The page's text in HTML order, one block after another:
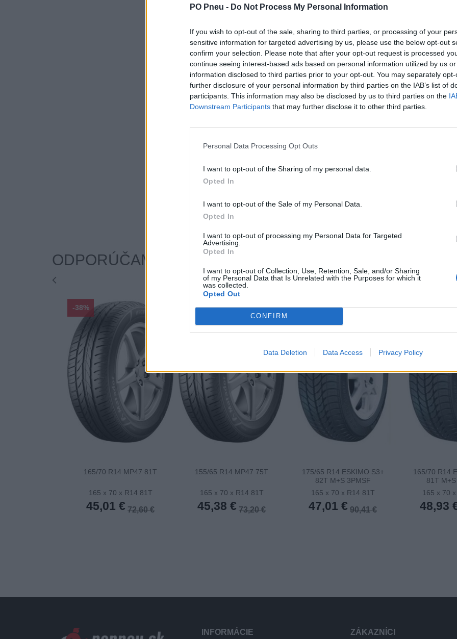
PO Pneu - Do Not Process My Personal Information
If you wish to opt-out of the sale, sharing to third parties, or processing of your
sensitive information for targeted advertising by us, please use the below opt-out
confirm your selection. Please note that after your opt-out request is processed
continue seeing interest-based ads based on personal information utilized by us
information disclosed to third parties prior to your opt-out. You may separately
further disclosure of your personal information by third parties on the IAB’s list of
participants. This information may also be disclosed by us to third parties on the
Downstream Participants that may further disclose it to other third parties.
Personal Data Processing Opt Outs
I want to opt-out of the Sharing of my personal data.
Opted In
I want to opt-out of the Sale of my Personal Data.
Opted In
I want to opt-out of processing my Personal Data for Targeted
Advertising.
Opted In
I want to opt-out of Collection, Use, Retention, Sale, and/or Sharing
of my Personal Data that Is Unrelated with the Purposes for which it
was collected.
Opted Out
CONFIRM
Data Deletion Data Access Privacy Policy
Index kg:
Objem:
Palce:
19
Počet v balení:
2
Priľnavosť na mokru:
Profil:
35
Ráfik:
Sezóna:
ODPORÚČAME
-38%
165/70 R14 MP47 81T
165 x 70 x R14 81T
45,01 € 72,60 €
-38%
155/65 R14 MP47 75T
165 x 70 x R14 81T
45,38 € 73,20 €
-48%
175/65 R14 ESKIMO S3+
82T M+S 3PMSF
165 x 70 x R14 81T
47,01 € 90,41 €
-48%
165/70 R14
81T
165 x 70
48,93
INFORMÁCIE ZÁKAZNÍCI